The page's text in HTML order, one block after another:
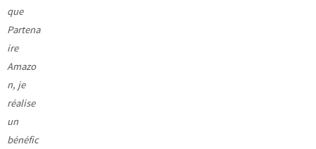
que
Partena
ire
Amazo
n, je
réalise
un
bénéfic